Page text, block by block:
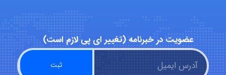
عضویت در خبرنامه (تغییر ای پی لازم است)